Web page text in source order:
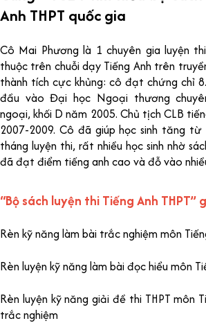
Anh THPT quốc gia
Cô Mai Phương là 1 chuyên gia luyện
thuộc trên chuỗi dạy Tiếng Anh trên
thành tích cực khủng: cô đạt chứng chỉ
đầu vào Đại học Ngoại thương
ngoại, khối D năm 2005. Chủ tịch CLB
2007-2009. Cô đã giúp học sinh tăng
tháng luyện thi, rất nhiều học sinh nhờ
đã đạt điểm tiếng anh cao và đỗ vào
“Bộ sách luyện thi Tiếng Anh THPT”
Rèn kỹ năng làm bài trắc nghiệm môn
Rèn luyện kỹ năng làm bài đọc hiểu môn
Rèn luyện kỹ năng giải đề thi THPT môn
trắc nghiệm